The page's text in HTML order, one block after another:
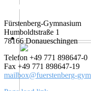
Kontakt
Fürsten­berg-Gymna­si­um
Humboldt­stra­ße 1
78166 Donaueschingen
Telefon +49 771 898647-0
Fax +49 771 898647-19
mailbox@fuerstenberg-